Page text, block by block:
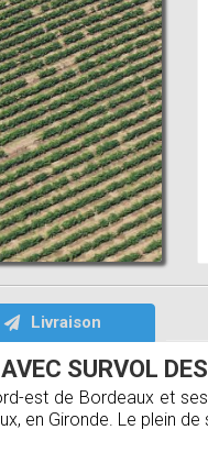
Livraison
SURVOL
est de Bordeaux et
en Gironde. Le plein